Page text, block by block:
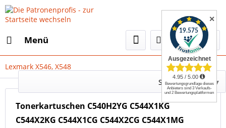
Menü
Select Language▼
Lexmark X546, X548
Tonerkartuschen C540H2YG C544X1KG
C544X2KG C544X1CG C544X2CG C544X1MG
✕